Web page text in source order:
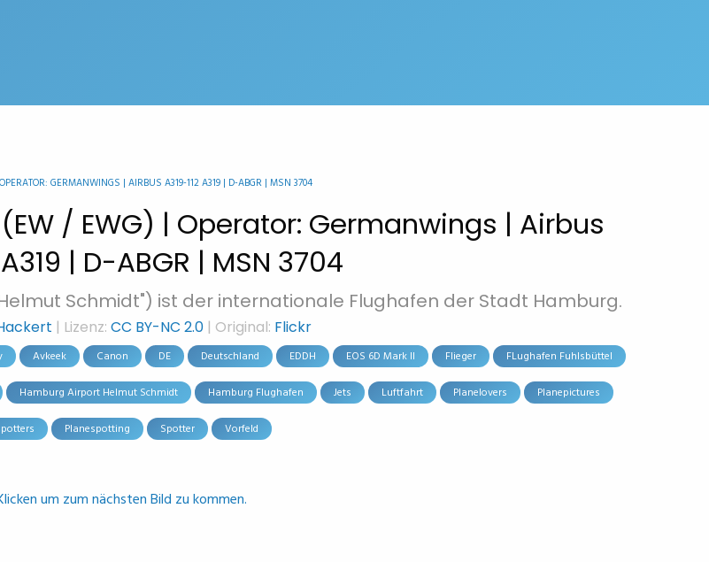
GERMANWINGS | AIRBUS A319-112 A319 | D-ABGR | MSN 3704
/ EWG) | Operator: Germanwings | Airbus
| D-ABGR | MSN 3704
Schmidt") ist der internationale Flughafen der Stadt Hamburg.
| Lizenz: CC BY-NC 2.0 | Original: Flickr
Avkeek Canon DE Deutschland EDDH EOS 6D Mark II Flieger FLughafen Fuhlsbüttel
Hamburg Airport Helmut Schmidt Hamburg Flughafen Jets Luftfahrt Planelovers Planepictures
Planespotting Spotter Vorfeld